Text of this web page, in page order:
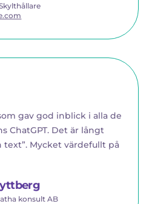
gav god inblick i alla de
ChatGPT. Det är långt
text”. Mycket värdefullt på
konsult AB